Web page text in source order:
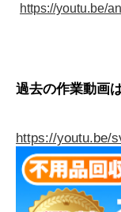
https://youtu.be/
過去の作業動画
https://youtu.be/